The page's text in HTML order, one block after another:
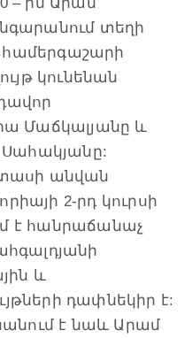
– ին Արամ
տեղի
համերգաշարի
կունենան
Մաճկալյանը և
Սահակյանը:
անվան
2-րդ կուրսի
է հանրաճանաչ
և
դափնեկիր է:
է նաև Արամ